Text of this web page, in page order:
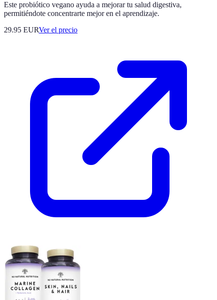
Este probiótico vegano ayuda a mejorar tu salud digestiva,
permitiéndote concentrarte mejor en el aprendizaje.
29.95 EURVer el precio